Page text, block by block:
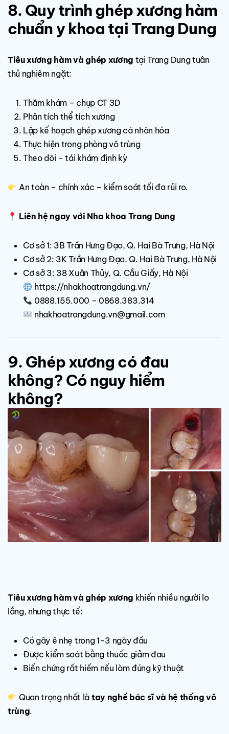
8. Quy trình ghép xương hàm
chuẩn y khoa tại Trang Dung
Tiêu xương hàm và ghép xương tại Trang Dung tuân
thủ nghiêm ngặt:
Thăm khám – chụp CT 3D
Phân tích thể tích xương
Lập kế hoạch ghép xương cá nhân hóa
Thực hiện trong phòng vô trùng
Theo dõi – tái khám định kỳ
An toàn – chính xác – kiểm soát tối đa rủi ro.
Liên hệ ngay với Nha khoa Trang Dung
Cơ sở 1: 3B Trần Hưng Đạo, Q. Hai Bà Trưng, Hà Nội
Cơ sở 2: 3K Trần Hưng Đạo, Q. Hai Bà Trưng, Hà Nội
Cơ sở 3: 38 Xuân Thủy, Q. Cầu Giấy, Hà Nội
https://nhakhoatrangdung.vn/
0888.155.000 – 0868.383.314
nhakhoatrangdung.vn@gmail.com
9. Ghép xương có đau
không? Có nguy hiểm
không?
Tiêu xương hàm và ghép xương khiến nhiều người lo
lắng, nhưng thực tế:
Có gây ê nhẹ trong 1–3 ngày đầu
Được kiểm soát bằng thuốc giảm đau
Biến chứng rất hiếm nếu làm đúng kỹ thuật
Quan trọng nhất là tay nghề bác sĩ và hệ thống vô
trùng.